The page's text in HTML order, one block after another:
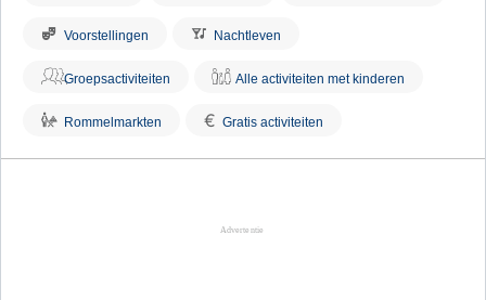
Voorstellingen Nachtleven
Groepsactiviteiten Alle activiteiten met kinderen
Rommelmarkten € Gratis activiteiten